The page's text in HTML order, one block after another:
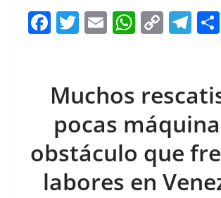
F
e
b
o
o
k
T
er
E
l
W
s
A
p
p
C
y
Li
n
k
T
gr
a
m
Muchos
pocas
obstáculo que
labores en